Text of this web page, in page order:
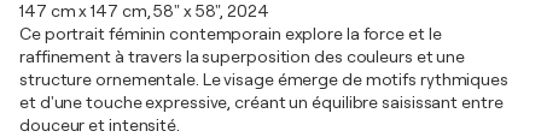
147 cm x 147 cm, 58" x 58", 2024
Ce portrait féminin contemporain explore la force et le
raffinement à travers la superposition des couleurs et une
structure ornementale. Le visage émerge de motifs rythmiques
et d'une touche expressive, créant un équilibre saisissant entre
douceur et intensité.